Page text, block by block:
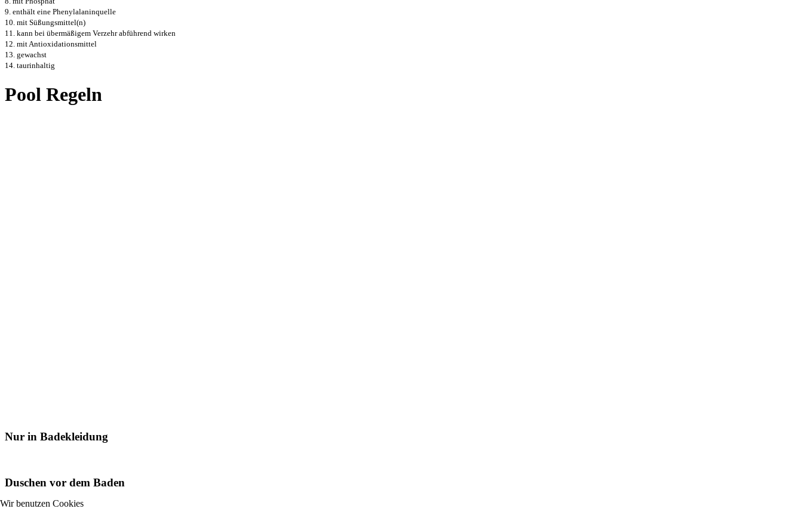
9. enthält eine Phenylalaninquelle
10. mit Süßungsmittel(n)
11. kann bei übermäßigem Verzehr abführend wirken
12. mit Antioxidationsmittel
13. gewachst
14. taurinhaltig
Pool Regeln
Nur in Badekleidung
Duschen vor dem Baden
Wir benutzen Cookies